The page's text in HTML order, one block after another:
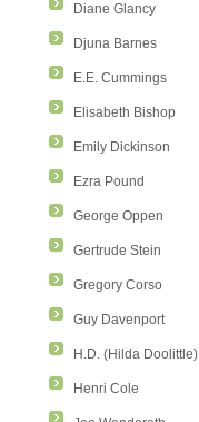
Diane Glancy
Djuna Barnes
E.E. Cummings
Elisabeth Bishop
Emily Dickinson
Ezra Pound
George Oppen
Gertrude Stein
Gregory Corso
Guy Davenport
H.D. (Hilda Doolittle)
Henri Cole